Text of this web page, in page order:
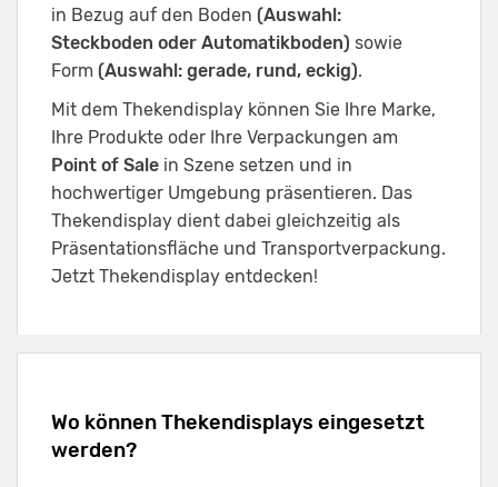
in Bezug auf den Boden (Auswahl:
Steckboden oder Automatikboden) sowie
Form (Auswahl: gerade, rund, eckig).
Mit dem Thekendisplay können Sie Ihre Marke,
Ihre Produkte oder Ihre Verpackungen am
Point of Sale in Szene setzen und in
hochwertiger Umgebung präsentieren. Das
Thekendisplay dient dabei gleichzeitig als
Präsentationsfläche und Transportverpackung.
Jetzt Thekendisplay entdecken!
Wo können Thekendisplays eingesetzt
werden?